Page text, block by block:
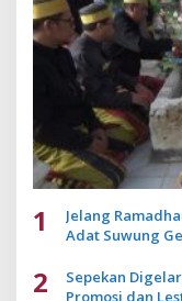
1
Jelang
Adat Suwung
2
Sepekan
Promosi dan